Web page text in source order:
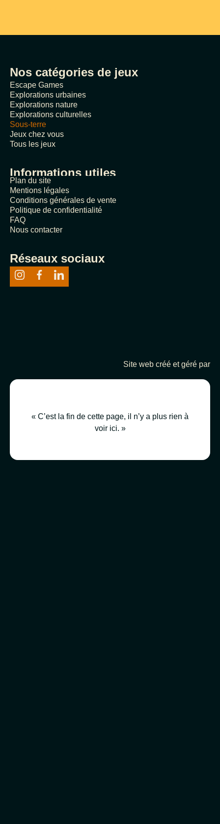
Nos catégories de jeux
Escape Games
Explorations urbaines
Explorations nature
Explorations culturelles
Sous-terre
Jeux chez vous
Tous les jeux
Informations utiles
Plan du site
Mentions légales
Conditions générales de vente
Politique de confidentialité
FAQ
Nous contacter
Réseaux sociaux
Site web créé et géré par
« C’est la fin de cette page, il n’y a plus rien à
voir ici. »